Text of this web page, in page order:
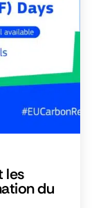
les
du